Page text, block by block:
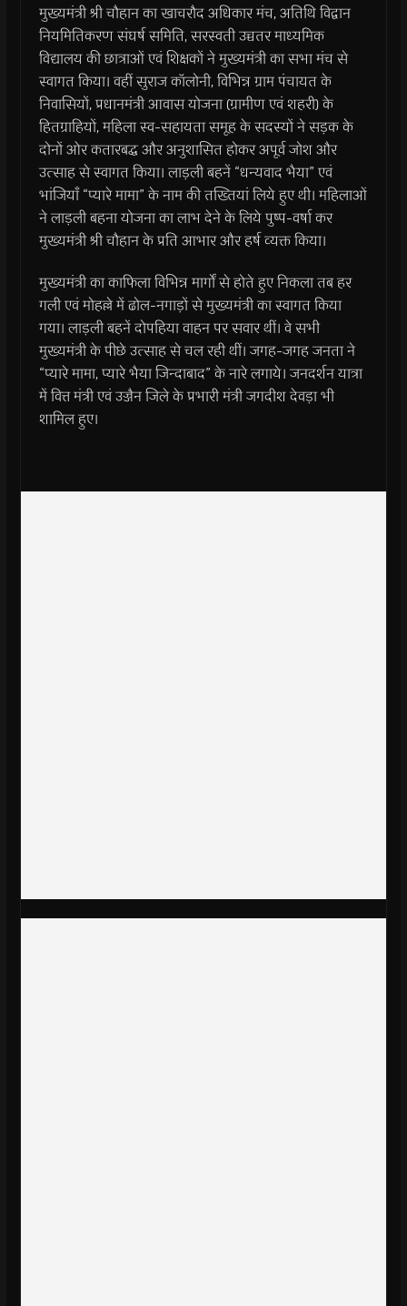
मुख्यमंत्री श्री चौहान का खाचरौद अधिकार मंच, अतिथि विद्वान
नियमितिकरण संघर्ष समिति, सरस्वती उच्चतर माध्यमिक
विद्यालय की छात्राओं एवं शिक्षकों ने मुख्यमंत्री का सभा मंच से
स्वागत किया। वहीं सुराज कॉलोनी, विभिन्न ग्राम पंचायत के
निवासियों, प्रधानमंत्री आवास योजना (ग्रामीण एवं शहरी) के
हितग्राहियों, महिला स्व-सहायता समूह के सदस्यों ने सड़क के
दोनों ओर कतारबद्ध और अनुशासित होकर अपूर्व जोश और
उत्साह से स्वागत किया। लाड़ली बहनें “धन्यवाद भैया” एवं
भांजियाँ “प्यारे मामा” के नाम की तख्तियां लिये हुए थी। महिलाओं
ने लाड़ली बहना योजना का लाभ देने के लिये पुष्प-वर्षा कर
मुख्यमंत्री श्री चौहान के प्रति आभार और हर्ष व्यक्त किया।
मुख्यमंत्री का काफिला विभिन्न मार्गों से होते हुए निकला तब हर
गली एवं मोहल्ले में ढोल-नगाड़ों से मुख्यमंत्री का स्वागत किया
गया। लाड़ली बहनें दोपहिया वाहन पर सवार थीं। वे सभी
मुख्यमंत्री के पीछे उत्साह से चल रही थीं। जगह-जगह जनता ने
“प्यारे मामा, प्यारे भैया जिन्दाबाद” के नारे लगाये। जनदर्शन यात्रा
में वित्त मंत्री एवं उज्जैन जिले के प्रभारी मंत्री जगदीश देवड़ा भी
शामिल हुए।